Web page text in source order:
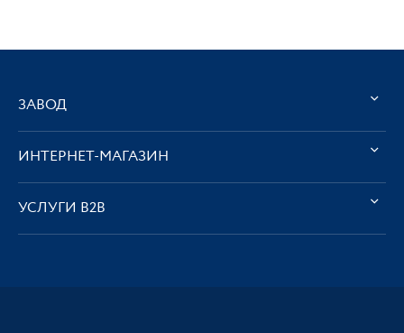
ЗАВОД
ИНТЕРНЕТ-МАГАЗИН
УСЛУГИ В2В